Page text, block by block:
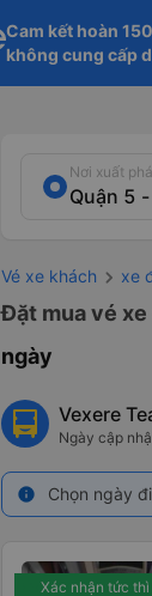
Cam kết hoàn
không cung cấp
Nơi xuất
Vé xe khách xe
Đặt mua vé
ngày
Vexere
Ngày cập
info Chọn ngày
Xác nhận tức thì